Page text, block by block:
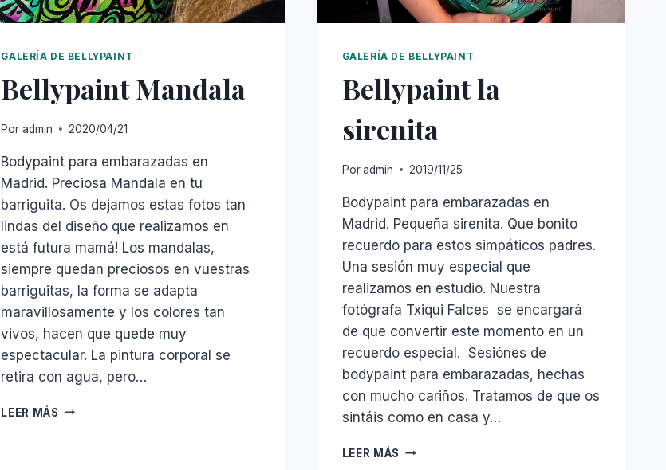
GALERÍA DE BELLYPAINT
Bellypaint Mandala
Por admin 2020/04/21
Bodypaint para embarazadas en
Madrid. Preciosa Mandala en tu
barriguita. Os dejamos estas fotos tan
lindas del diseño que realizamos en
está futura mamá! Los mandalas,
siempre quedan preciosos en vuestras
barriguitas, la forma se adapta
maravillosamente y los colores tan
vivos, hacen que quede muy
espectacular. La pintura corporal se
retira con agua, pero…
LEER MÁS BELLYPAINT
GALERÍA DE BELLYPAINT
Bellypaint la
sirenita
Por admin 2019/11/25
Bodypaint para embarazadas en
Madrid. Pequeña sirenita. Que bonito
recuerdo para estos simpáticos padres.
Una sesión muy especial que
realizamos en estudio. Nuestra
fotógrafa Txiqui Falces se encargará
de que convertir este momento en un
recuerdo especial. Sesiónes de
bodypaint para embarazadas, hechas
con mucho cariños. Tratamos de que os
sintáis como en casa y…
LEER MÁS BELLYPAINT